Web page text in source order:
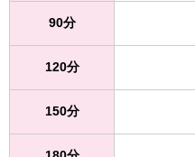
90分
120分
150分